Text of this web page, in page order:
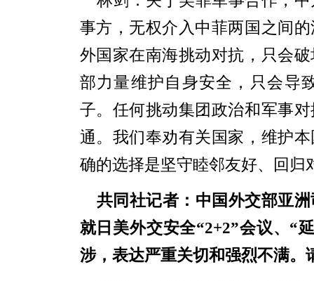
事方，无权介入中菲两国之间
外国家在南海挑动对抗，只会
部力量维护自身安全，只会导
子。任何挑动集团政治和军事
通。我们奉劝有关国家，维护
确的选择是坚守睦邻友好、回归
共同社记者： 中国外交部亚
就日美外交安全“2+2”会议、“
涉，表达严重关切和强烈不满